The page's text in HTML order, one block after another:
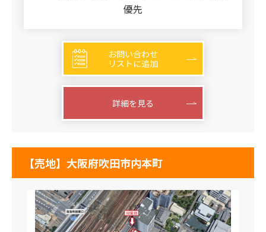
優先
お問い合わせ
リストに追加
詳細を見る
【売地】大阪府吹田市内本町